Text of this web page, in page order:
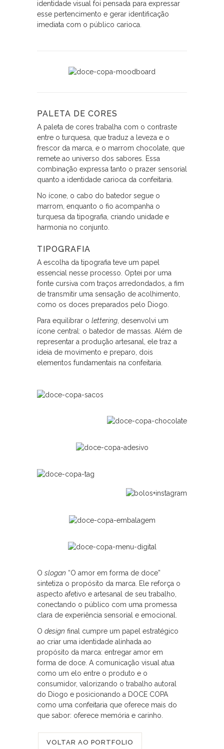
identidade visual foi pensada para expressar
esse pertencimento e gerar identificação
imediata com o público carioca.
PALETA DE CORES
A paleta de cores trabalha com o contraste
entre o turquesa, que traduz a leveza e o
frescor da marca, e o marrom chocolate, que
remete ao universo dos sabores. Essa
combinação expressa tanto o prazer sensorial
quanto a identidade carioca da confeitaria.
No ícone, o cabo do batedor segue o
marrom, enquanto o fio acompanha o
turquesa da tipografia, criando unidade e
harmonia no conjunto.
TIPOGRAFIA
A escolha da tipografia teve um papel
essencial nesse processo. Optei por uma
fonte cursiva com traços arredondados, a fim
de transmitir uma sensação de acolhimento,
como os doces preparados pelo Diogo.
Para equilibrar o lettering , desenvolvi um
ícone central: o batedor de massas. Além de
representar a produção artesanal, ele traz a
ideia de movimento e preparo, dois
elementos fundamentais na confeitaria.
O slogan “O amor em forma de doce”
sintetiza o propósito da marca. Ele reforça o
aspecto afetivo e artesanal de seu trabalho,
conectando o público com uma promessa
clara de experiência sensorial e emocional.
O design final cumpre um papel estratégico
ao criar uma identidade alinhada ao
propósito da marca: entregar amor em
forma de doce. A comunicação visual atua
como um elo entre o produto e o
consumidor, valorizando o trabalho autoral
do Diogo e posicionando a DOCE COPA
como uma confeitaria que oferece mais do
que sabor: oferece memória e carinho.
VOLTAR AO PORTFOLIO